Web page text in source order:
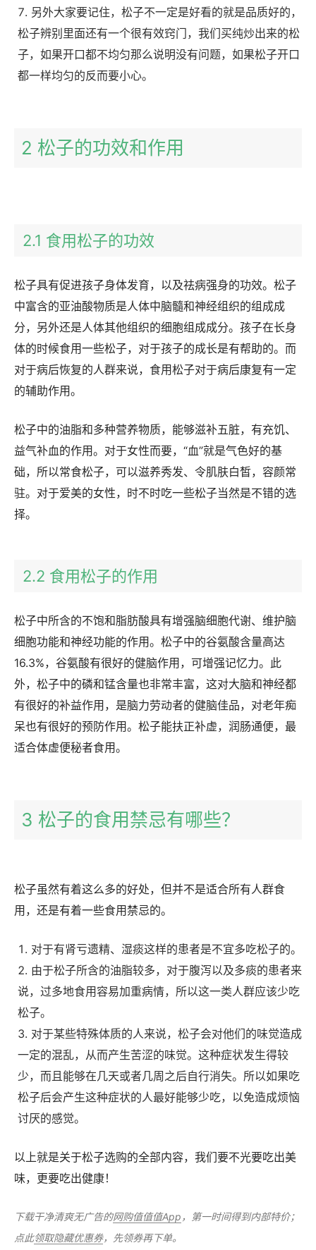
另外大家要记住，松子不一定是好看的就是品质好的，
松子辨别里面还有一个很有效窍门，我们买纯炒出来的松
子，如果开口都不均匀那么说明没有问题，如果松子开口
都一样均匀的反而要小心。
2 松子的功效和作用
2.1 食用松子的功效
松子具有促进孩子身体发育，以及祛病强身的功效。松子
中富含的亚油酸物质是人体中脑髓和神经组织的组成成
分，另外还是人体其他组织的细胞组成成分。孩子在长身
体的时候食用一些松子，对于孩子的成长是有帮助的。而
对于病后恢复的人群来说，食用松子对于病后康复有一定
的辅助作用。
松子中的油脂和多种营养物质，能够滋补五脏，有充饥、
益气补血的作用。对于女性而要，“血”就是气色好的基
础，所以常食松子，可以滋养秀发、令肌肤白皙，容颜常
驻。对于爱美的女性，时不时吃一些松子当然是不错的选
择。
2.2 食用松子的作用
松子中所含的不饱和脂肪酸具有增强脑细胞代谢、维护脑
细胞功能和神经功能的作用。松子中的谷氨酸含量高达
16.3%，谷氨酸有很好的健脑作用，可增强记忆力。此
外，松子中的磷和锰含量也非常丰富，这对大脑和神经都
有很好的补益作用，是脑力劳动者的健脑佳品，对老年痴
呆也有很好的预防作用。松子能扶正补虚，润肠通便，最
适合体虚便秘者食用。
3 松子的食用禁忌有哪些？
松子虽然有着这么多的好处，但并不是适合所有人群食
用，还是有着一些食用禁忌的。
对于有肾亏遗精、湿痰这样的患者是不宜多吃松子的。
由于松子所含的油脂较多，对于腹泻以及多痰的患者来
说，过多地食用容易加重病情，所以这一类人群应该少吃
松子。
对于某些特殊体质的人来说，松子会对他们的味觉造成
一定的混乱，从而产生苦涩的味觉。这种症状发生得较
少，而且能够在几天或者几周之后自行消失。所以如果吃
松子后会产生这种症状的人最好能够少吃，以免造成烦恼
讨厌的感觉。
以上就是关于松子选购的全部内容，我们要不光要吃出美
味，更要吃出健康！
下载干净清爽无广告的网购值值值App ，第一时间得到内部特价；
点此领取隐藏优惠券，先领券再下单。